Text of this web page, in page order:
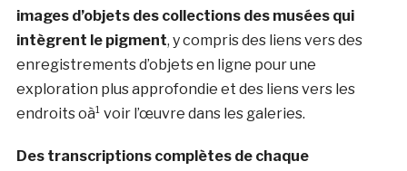
images d’objets des collections des musées qui
intègrent le pigment, y compris des liens vers des
enregistrements d’objets en ligne pour une
exploration plus approfondie et des liens vers les
endroits oà¹ voir l’œuvre dans les galeries.
Des transcriptions complètes de chaque